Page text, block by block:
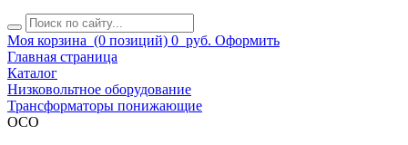
Моя корзина (0 позиций) 0 руб. Оформить
Главная страница
Каталог
Низковольтное оборудование
Трансформаторы понижающие
ОСО